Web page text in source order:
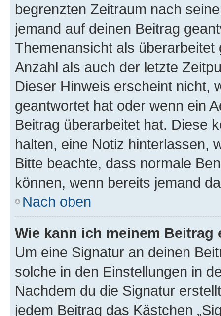
begrenzten Zeitraum nach
jemand auf deinen Beitrag
Themenansicht als
Anzahl als auch der letzte
Dieser Hinweis erscheint nicht,
geantwortet hat oder wenn ein
Beitrag überarbeitet hat. Diese
halten, eine Notiz hinterlassen,
Bitte beachte, dass normale
können, wenn bereits jemand
Nach oben
Wie kann ich meinem
Um eine Signatur an deinen
solche in den Einstellungen in
Nachdem du die Signatur
jedem Beitrag das Kästchen